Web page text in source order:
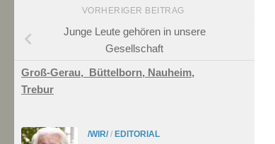
VORHERIGER BEITRAG
Junge Leute gehören in unsere
Gesellschaft
Groß-Gerau, Büttelborn, Nauheim,
Trebur
/WIR/ / EDITORIAL